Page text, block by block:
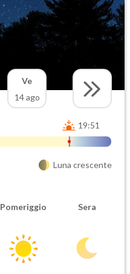
Ve
14 ago
19:51
Luna crescente
Pomeriggio Sera